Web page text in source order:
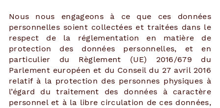
Nous nous engageons à ce que ces données
personnelles soient collectées et traitées dans le
respect de la réglementation en matière de
protection des données personnelles, et en
particulier du Règlement (UE) 2016/679 du
Parlement européen et du Conseil du 27 avril 2016
relatif à la protection des personnes physiques à
l’égard du traitement des données à caractère
personnel et à la libre circulation de ces données,